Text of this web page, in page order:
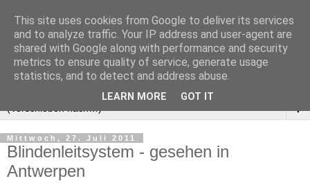
▼
Mittwoch, 27. Juli 2011
Blindenleitsystem - gesehen in
Antwerpen
This site uses cookies from Google to deliver its services
and to analyze traffic. Your IP address and user-agent are
shared with Google along with performance and security
metrics to ensure quality of service, generate usage
statistics, and to detect and address abuse.
LEARN MORE GOT IT